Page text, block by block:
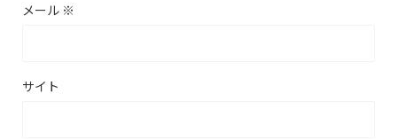
メール ※
サイト